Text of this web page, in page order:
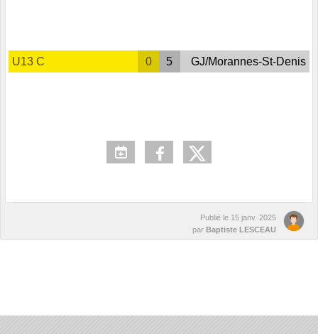
U13 C 0 5 GJ/Morannes-St-Denis
Publié le 15 janv. 2025
par Baptiste LESCEAU